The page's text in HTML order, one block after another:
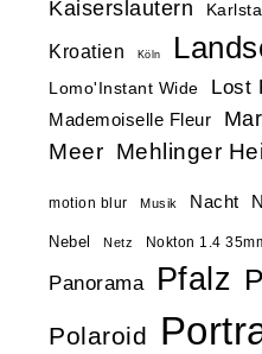
Kaiserslautern
Kroatien Köln
Lomo'Instant Wide Lost
Mademoiselle Fleur
Meer Mehlinger
motion blur Musik Nacht
Nebel Netz Nokton 1.4
Panorama Pfalz
Polaroid